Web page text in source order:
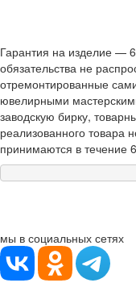
Гарантия на изделие —
обязательства не
отремонтированные
ювелирными
заводскую бирку,
реализованного товара
принимаются в течение
мы в социальных сетях